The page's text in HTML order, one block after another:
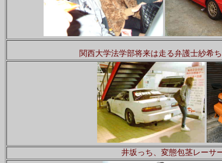
関西大学法学部将来は走る弁護士紗希
井坂っち、変態包茎レーサ